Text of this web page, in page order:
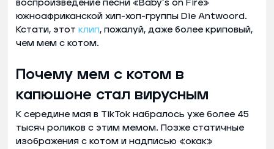
воспроизведение песни «Baby’s on Fire»
южноафриканской хип-хоп-группы Die Antwoord.
Кстати, этот клип, пожалуй, даже более криповый,
чем мем с котом.
Почему мем с котом в
капюшоне стал вирусным
К середине мая в TikTok набралось уже более 45
тысяч роликов с этим мемом. Позже статичные
изображения с котом и надписью «окак»